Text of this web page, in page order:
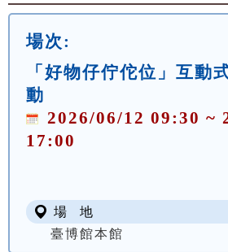
場次:
「好物仔佇佗位」互動
動
2026/06/12 09:30 ~
17:00
場 地
臺博館本館